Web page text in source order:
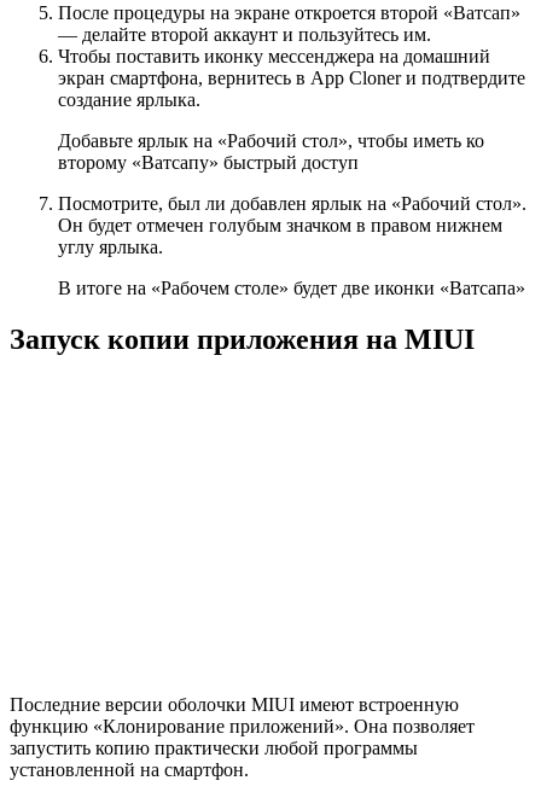
После процедуры на экране откроется второй «Ватсап»
— делайте второй аккаунт и пользуйтесь им.
Чтобы поставить иконку мессенджера на домашний
экран смартфона, вернитесь в App Cloner и подтвердите
создание ярлыка.
Добавьте ярлык на «Рабочий стол», чтобы иметь ко
второму «Ватсапу» быстрый доступ
Посмотрите, был ли добавлен ярлык на «Рабочий стол».
Он будет отмечен голубым значком в правом нижнем
углу ярлыка.
В итоге на «Рабочем столе» будет две иконки «Ватсапа»
Запуск копии приложения на MIUI
Последние версии оболочки MIUI имеют встроенную
функцию «Клонирование приложений». Она позволяет
запустить копию практически любой программы
установленной на смартфон.